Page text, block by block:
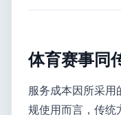
体育赛事同
服务成本因所采用
规使用而言，传统